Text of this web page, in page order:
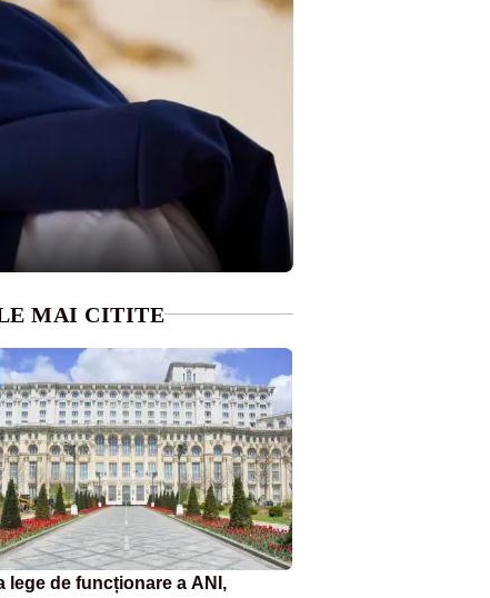
MAI CITITE
lege de funcționare a ANI,